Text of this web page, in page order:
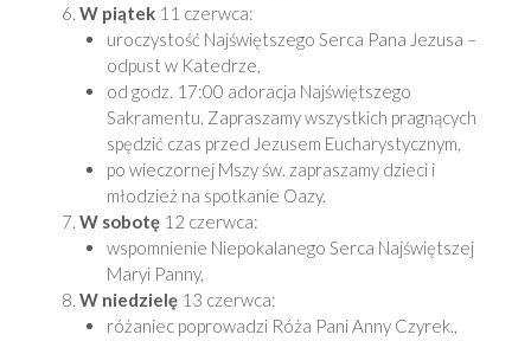
W piątek 11 czerwca:
uroczystość Najświętszego Serca Pana Jezusa –
odpust w Katedrze,
od godz. 17:00 adoracja Najświętszego
Sakramentu. Zapraszamy wszystkich pragnących
spędzić czas przed Jezusem Eucharystycznym,
po wieczornej Mszy św. zapraszamy dzieci i
młodzież na spotkanie Oazy.
W sobotę 12 czerwca:
wspomnienie Niepokalanego Serca Najświętszej
Maryi Panny,
W niedzielę 13 czerwca:
różaniec poprowadzi Róża Pani Anny Czyrek.,